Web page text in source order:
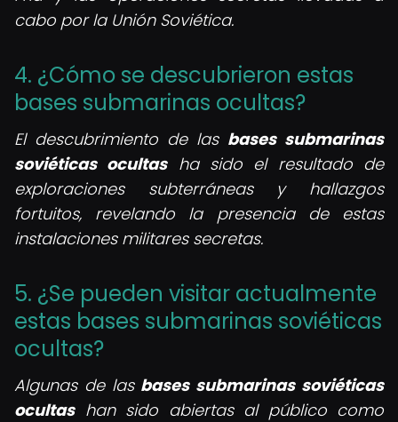
cabo por la Unión Soviética.
4. ¿Cómo se descubrieron estas
bases submarinas ocultas?
El descubrimiento de las bases submarinas
soviéticas ocultasha sido el resultado de
exploraciones subterráneas y hallazgos
fortuitos, revelando la presencia de estas
instalaciones militares secretas.
5. ¿Se pueden visitar actualmente
estas bases submarinas soviéticas
ocultas?
Algunas de las bases submarinas soviéticas
ocultashan sido abiertas al público como